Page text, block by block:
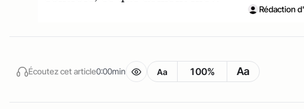
Rédaction
Écoutez cet article0:00min Aa 100% Aa